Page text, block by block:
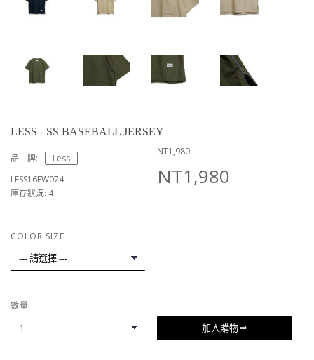
LESS - SS BASEBALL JERSEY
品 牌:
Less
LESS16FW074
庫存狀況: 4
NT1,980
NT1,980
COLOR SIZE
數量
加入購物車